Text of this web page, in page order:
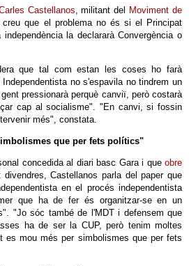
Castellanos, militant del
Moviment de
creu que el problema no és si el Principat
la declararà Convergència o
que tal com estan les coses ho farà
no s'espavila no tindrem un
pressionarà perquè canviï, però costarà
cap al socialisme". "En canvi, si fossin
més", constata.
que per fets polítics"
concedida al diari basc Gara i queobre
Castellanos parla del paper que
en el procés independentista
que ha de fer és organitzar-se en un
"Jo sóc també de l'MDT i defensem que
ha de ser la CUP, però tenim moltes
es mou més per simbolismes que per fets